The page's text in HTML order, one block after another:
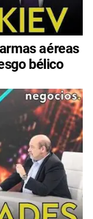
aéreas
bélico